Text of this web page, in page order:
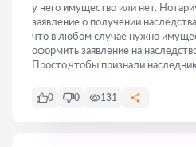
у него имущество или нет.
заявление о получении
что в любом случае нужно
оформить заявление на
Просто,чтобы признали
0 0 131